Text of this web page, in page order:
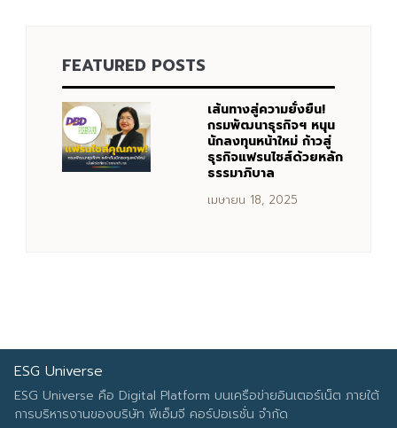
Search
FEATURED POSTS
เส้นทางสู่ความยั่งยืน!
กรมพัฒนาธุรกิจฯ หนุน
นักลงทุนหน้าใหม่ ก้าวสู่
ธุรกิจแฟรนไชส์ด้วยหลัก
ธรรมาภิบาล
เมษายน 18, 2025
ESG Universe
ESG Universe คือ Digital Platform บนเครือข่ายอินเตอร์เน็ต ภายใต้
การบริหารงานของบริษัท พีเอ็มจี คอร์ปอเรชั่น จำกัด